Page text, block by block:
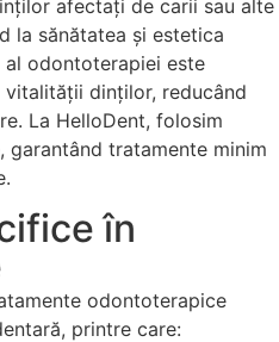
afectați de carii sau alte
la sănătatea și estetica
odontoterapiei este
dinților, reducând
La HelloDent, folosim
garantând tratamente minim
în
odontoterapice
printre care: